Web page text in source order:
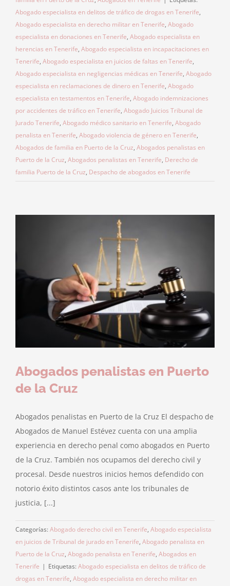
Abogado especialista en delitos de tráfico de drogas en Tenerife,
Abogado especialista en derecho militar en Tenerife, Abogado
especialista en donaciones en Tenerife, Abogado especialista en
herencias en Tenerife, Abogado especialista en incapacitaciones en
Tenerife, Abogado especialista en juicios de faltas en Tenerife,
Abogado especialista en negligencias médicas en Tenerife, Abogado
especialista en reclamaciones de dinero en Tenerife, Abogado
especialista en testamentos en Tenerife, Abogado indemnizaciones
por accidentes de tráfico en Tenerife, Abogado Juicios Tribunal de
Jurado Tenerife, Abogado médico sanitario en Tenerife, Abogado
penalista en Tenerife, Abogado violencia de género en Tenerife,
Abogados de familia en Puerto de la Cruz, Abogados penalistas en
Puerto de la Cruz, Abogados penalistas en Tenerife, Derecho de
familia Puerto de la Cruz, Despacho de abogados en Tenerife
Abogados penalistas en Puerto
de la Cruz
Abogados penalistas en Puerto de la Cruz El despacho de
Abogados de Manuel Estévez cuenta con una amplia
experiencia en derecho penal como abogados en Puerto
de la Cruz. También nos ocupamos del derecho civil y
procesal. Desde nuestros inicios hemos defendido con
notorio éxito distintos casos ante los tribunales de
justicia, [...]
Categorías: Abogado derecho civil en Tenerife, Abogado especialista
en juicios de Tribunal de jurado en Tenerife, Abogado penalista en
Puerto de la Cruz, Abogado penalista en Tenerife, Abogados en
Tenerife | Etiquetas: Abogado especialista en delitos de tráfico de
drogas en Tenerife, Abogado especialista en derecho militar en